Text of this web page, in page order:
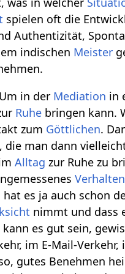
spielen oft die
Authentizität,
indischen Meister
in der Mediation in
Ruhe bringen kann.
zum Göttlichen.
man dann
Alltag zur Ruhe zu
Verhalten
es ja auch schon
nimmt und dass
es gut sein,
im E-Mail-Verkehr,
gutes Benehmen